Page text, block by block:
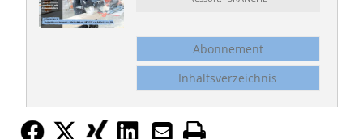
Abonnement
Inhaltsverzeichnis